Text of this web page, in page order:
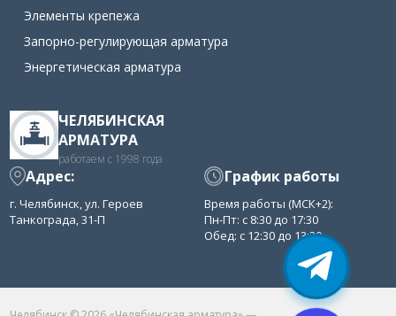
Элементы крепежа
Запорно-регулирующая арматура
Энергетическая арматура
ЧЕЛЯБИНСКАЯ
АРМАТУРА
работаем с 1998 года
Адрес:
г. Челябинск, ул. Героев
Танкограда, 31-П
График работы
Время работы (МСК+2):
Пн-Пт: с 8:30 до 17:30
Обед: с 12:30 до 13:30